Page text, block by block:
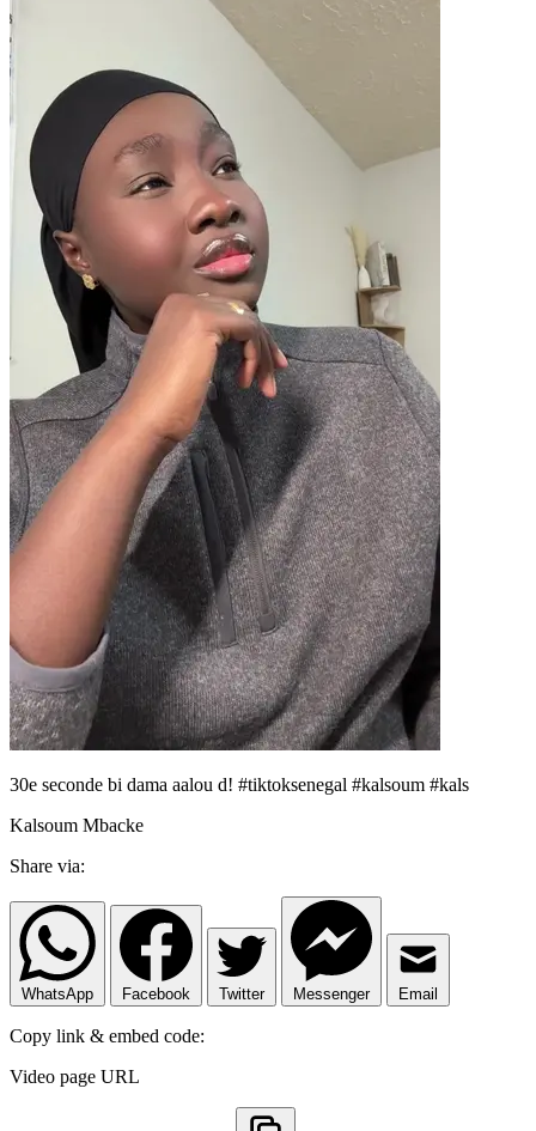
30e seconde bi dama aalou d! #tiktoksenegal #kalsoum #kals
Kalsoum Mbacke
Share via:
WhatsApp Facebook Twitter Messenger Email
Copy link & embed code:
Video page URL